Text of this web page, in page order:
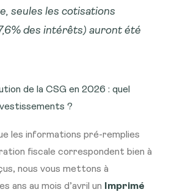
seules les cotisations
des intérêts) auront été
de la CSG en 2026 : quel
?
les informations pré-remplies
fiscale correspondent bien à
nous vous mettons à
ans au mois d’avril un Imprimé